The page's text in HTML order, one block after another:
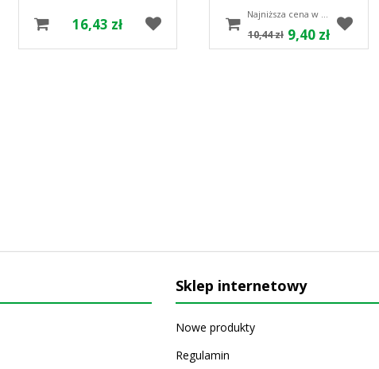
16,43 zł
Najniższa cena w ciągu 30 dni 10.44 zł
10,44 zł 9,40 zł
Sklep internetowy
Nowe produkty
Regulamin